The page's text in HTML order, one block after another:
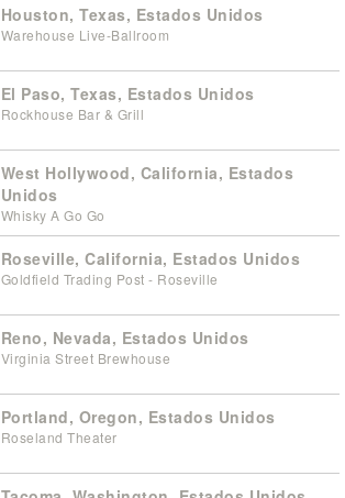
Houston, Texas, Estados Unidos
Warehouse Live-Ballroom
El Paso, Texas, Estados Unidos
Rockhouse Bar & Grill
West Hollywood, California, Estados
Unidos
Whisky A Go Go
Roseville, California, Estados Unidos
Goldfield Trading Post - Roseville
Reno, Nevada, Estados Unidos
Virginia Street Brewhouse
Portland, Oregon, Estados Unidos
Roseland Theater